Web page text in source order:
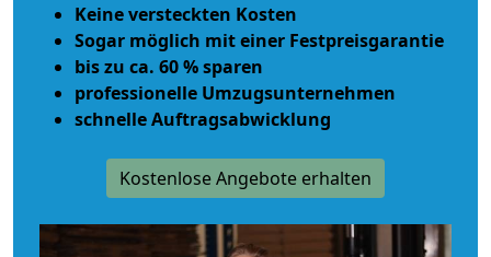
Keine versteckten Kosten
Sogar möglich mit einer Festpreisgarantie
bis zu ca. 60 % sparen
professionelle Umzugsunternehmen
schnelle Auftragsabwicklung
Kostenlose Angebote erhalten